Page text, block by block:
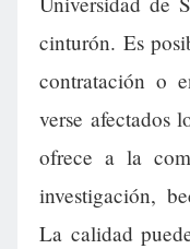
cinturón. Es
contratación o
verse afectados
ofrece a la
investigación,
La calidad